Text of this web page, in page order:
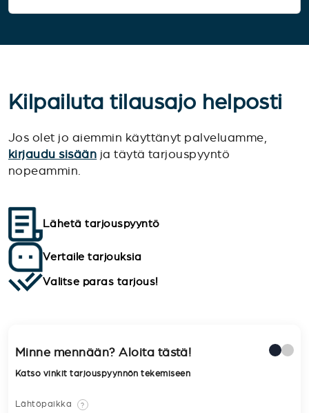
Kilpailuta tilausajo helposti
Jos olet jo aiemmin käyttänyt palveluamme,
kirjaudu sisään ja täytä tarjouspyyntö
nopeammin.
Lähetä tarjouspyyntö
Vertaile tarjouksia
Valitse paras tarjous!
Minne mennään? Aloita tästä!
Katso vinkit tarjouspyynnön tekemiseen
Lähtöpaikka ?